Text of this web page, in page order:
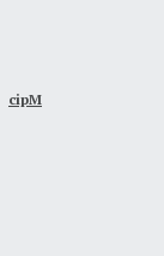
cipM